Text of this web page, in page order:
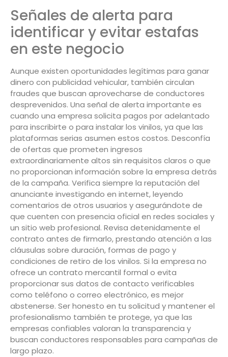
Señales de alerta para
identificar y evitar estafas
en este negocio
Aunque existen oportunidades legítimas para ganar
dinero con publicidad vehicular, también circulan
fraudes que buscan aprovecharse de conductores
desprevenidos. Una señal de alerta importante es
cuando una empresa solicita pagos por adelantado
para inscribirte o para instalar los vinilos, ya que las
plataformas serias asumen estos costos. Desconfía
de ofertas que prometen ingresos
extraordinariamente altos sin requisitos claros o que
no proporcionan información sobre la empresa detrás
de la campaña. Verifica siempre la reputación del
anunciante investigando en internet, leyendo
comentarios de otros usuarios y asegurándote de
que cuenten con presencia oficial en redes sociales y
un sitio web profesional. Revisa detenidamente el
contrato antes de firmarlo, prestando atención a las
cláusulas sobre duración, formas de pago y
condiciones de retiro de los vinilos. Si la empresa no
ofrece un contrato mercantil formal o evita
proporcionar sus datos de contacto verificables
como teléfono o correo electrónico, es mejor
abstenerse. Ser honesto en tu solicitud y mantener el
profesionalismo también te protege, ya que las
empresas confiables valoran la transparencia y
buscan conductores responsables para campañas de
largo plazo.